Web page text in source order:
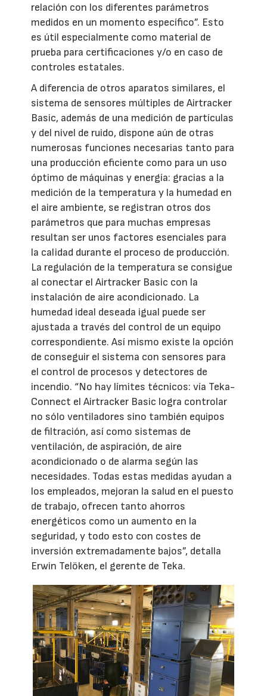
relación con los diferentes parámetros
medidos en un momento específico”. Esto
es útil especialmente como material de
prueba para certificaciones y/o en caso de
controles estatales.
A diferencia de otros aparatos similares, el
sistema de sensores múltiples de Airtracker
Basic, además de una medición de partículas
y del nivel de ruido, dispone aún de otras
numerosas funciones necesarias tanto para
una producción eficiente como para un uso
óptimo de máquinas y energía: gracias a la
medición de la temperatura y la humedad en
el aire ambiente, se registran otros dos
parámetros que para muchas empresas
resultan ser unos factores esenciales para
la calidad durante el proceso de producción.
La regulación de la temperatura se consigue
al conectar el Airtracker Basic con la
instalación de aire acondicionado. La
humedad ideal deseada igual puede ser
ajustada a través del control de un equipo
correspondiente. Así mismo existe la opción
de conseguir el sistema con sensores para
el control de procesos y detectores de
incendio. “No hay límites técnicos: vía Teka-
Connect el Airtracker Basic logra controlar
no sólo ventiladores sino también equipos
de filtración, así como sistemas de
ventilación, de aspiración, de aire
acondicionado o de alarma según las
necesidades. Todas estas medidas ayudan a
los empleados, mejoran la salud en el puesto
de trabajo, ofrecen tanto ahorros
energéticos como un aumento en la
seguridad, y todo esto con costes de
inversión extremadamente bajos”, detalla
Erwin Telöken, el gerente de Teka.